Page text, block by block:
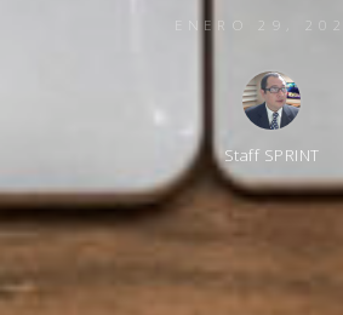
ENERO 29,
Staff SPRINT